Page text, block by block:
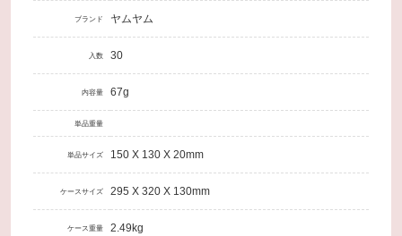
ブランド ヤムヤム
入数 30
内容量 67g
単品重量
単品サイズ 150 X 130 X 20mm
ケースサイズ 295 X 320 X 130mm
ケース重量 2.49kg